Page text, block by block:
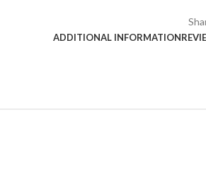
ADDITIONAL INFORMATION